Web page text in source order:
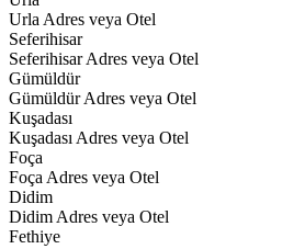
Urla Adres veya Otel
Seferihisar
Seferihisar Adres veya Otel
Gümüldür
Gümüldür Adres veya Otel
Kuşadası
Kuşadası Adres veya Otel
Foça
Foça Adres veya Otel
Didim
Didim Adres veya Otel
Fethiye